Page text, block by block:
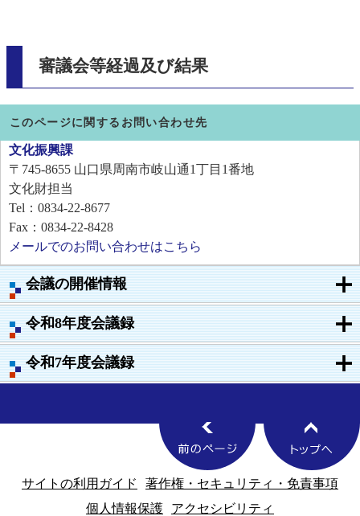
会議の開催情報
令和8年度会議録
令和7年度会議録
審議会等経過及び結果
このページに関するお問い合わせ先
文化振興課
〒745-8655 山口県周南市岐山通1丁目1番地
文化財担当
Tel：0834-22-8677
Fax：0834-22-8428
メールでのお問い合わせはこちら
サイトの利用ガイド
著作権・セキュリティ・免責事項
個人情報保護
アクセシビリティ